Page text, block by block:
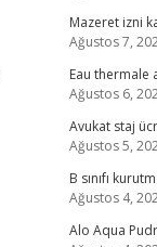
Mazeret izni
Ağustos 7,
Eau thermale
Ağustos 6,
Avukat staj
Ağustos 5,
B sınıfı
Ağustos 4,
Alo Aqua